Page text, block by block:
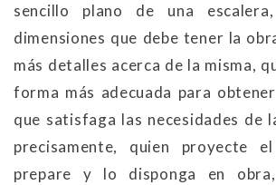
sencillo plano de una
dimensiones que debe tener la
más detalles acerca de la misma,
forma más adecuada para
que satisfaga las necesidades de
precisamente, quien proyecte
prepare y lo disponga en